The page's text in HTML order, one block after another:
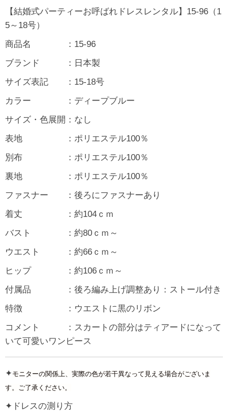
【結婚式パーティーお呼ばれドレスレンタル】15-96（1
5～18号）
商品名 ：15-96
ブランド ：日本製
サイズ表記 ：15-18号
カラー ：ディープブルー
サイズ・色展開：なし
表地 ：ポリエステル100％
別布 ：ポリエステル100％
裏地 ：ポリエステル100％
ファスナー ：後ろにファスナーあり
着丈 ：約104ｃｍ
バスト ：約80ｃｍ～
ウエスト ：約66ｃｍ～
ヒップ ：約106ｃｍ～
付属品 ：後ろ編み上げ調整あり：ストール付き
特徴 ：ウエストに黒のリボン
コメント ：スカートの部分はティアードになって
いて可愛いワンピース
✦モニターの関係上、実際の色が若干異なって見える場合がございま
す。ご了承ください。
✦ドレスの測り方